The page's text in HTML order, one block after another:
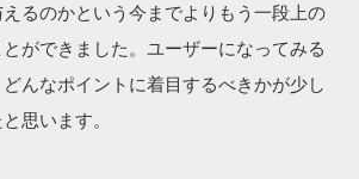
るのかという今までよりもう一段上の
ができました。ユーザーになってみる
んなポイントに着目するべきかが少し
思います。